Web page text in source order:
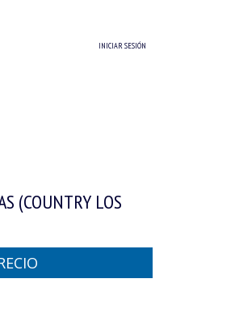
INICIAR SESIÓN
(COUNTRY LOS